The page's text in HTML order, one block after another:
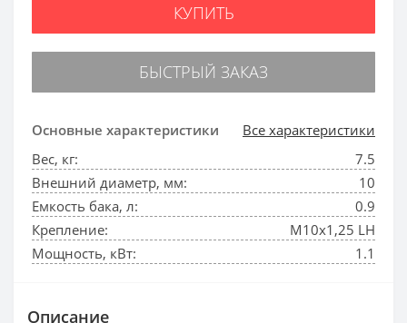
Основные характеристики
Все характеристики
Вес, кг:
7.5
Внешний диаметр, мм:
10
Емкость бака, л:
0.9
Крепление:
М10х1,25 LH
Мощность, кВт:
1.1
КУПИТЬ
БЫСТРЫЙ ЗАКАЗ
Описание